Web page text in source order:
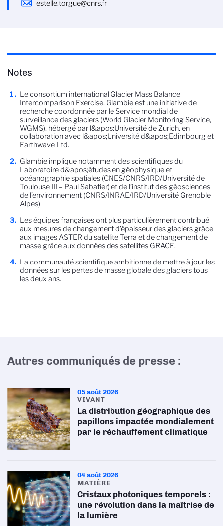
estelle.torgue@cnrs.fr
Notes
Le consortium international Glacier Mass Balance
Intercomparison Exercise, Glambie est une initiative de
recherche coordonnée par le Service mondial de
surveillance des glaciers (World Glacier Monitoring Service,
WGMS), hébergé par l&apos;Université de Zurich, en
collaboration avec l&apos;Université d&apos;Edimbourg et
Earthwave Ltd.
Glambie implique notamment des scientifiques du
Laboratoire d&apos;études en géophysique et
océanographie spatiales (CNES/CNRS/IRD/Université de
Toulouse III – Paul Sabatier) et de l’institut des géosciences
de l’environnement (CNRS/INRAE/IRD/Université Grenoble
Alpes)
Les équipes françaises ont plus particulièrement contribué
aux mesures de changement d’épaisseur des glaciers grâce
aux images ASTER du satellite Terra et de changement de
masse grâce aux données des satellites GRACE.
La communauté scientifique ambitionne de mettre à jour les
données sur les pertes de masse globale des glaciers tous
les deux ans.
Autres communiqués de presse :
05 août 2026
VIVANT
La distribution géographique des
papillons impactée mondialement
par le réchauffement climatique
04 août 2026
MATIÈRE
Cristaux photoniques temporels :
une révolution dans la maîtrise de
la lumière